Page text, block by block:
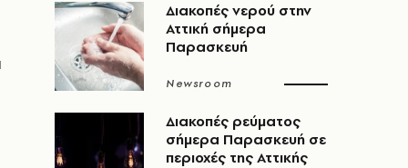
Διακοπές νερού στην
Αττική σήμερα
Παρασκευή
Newsroom
Διακοπές ρεύματος
σήμερα Παρασκευή σε
περιοχές της Αττικής